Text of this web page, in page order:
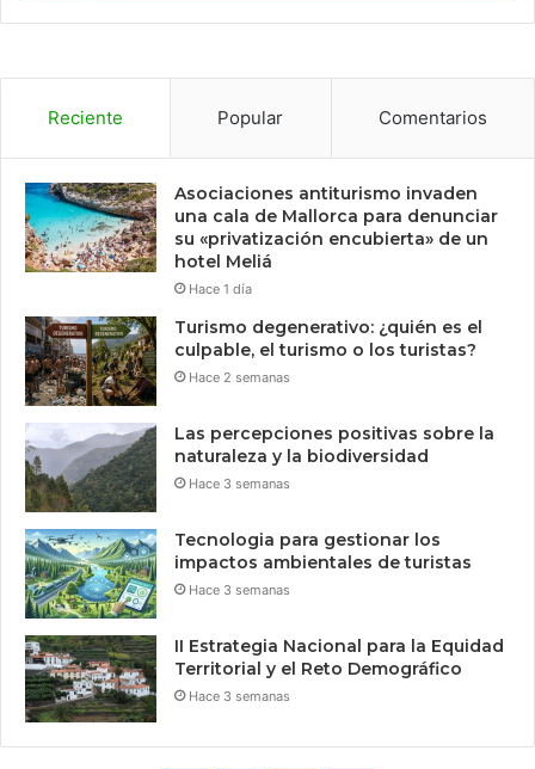
Reciente Popular Comentarios
Asociaciones antiturismo invaden
una cala de Mallorca para denunciar
su «privatización encubierta» de un
hotel Meliá
Hace 1 día
Turismo degenerativo: ¿quién es el
culpable, el turismo o los turistas?
Hace 2 semanas
Las percepciones positivas sobre la
naturaleza y la biodiversidad
Hace 3 semanas
Tecnologia para gestionar los
impactos ambientales de turistas
Hace 3 semanas
II Estrategia Nacional para la Equidad
Territorial y el Reto Demográfico
Hace 3 semanas